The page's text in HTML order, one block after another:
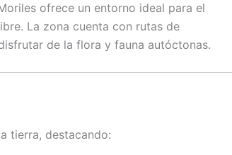
ofrece un entorno ideal para el
La zona cuenta con rutas de
de la flora y fauna autóctonas.
tierra, destacando: